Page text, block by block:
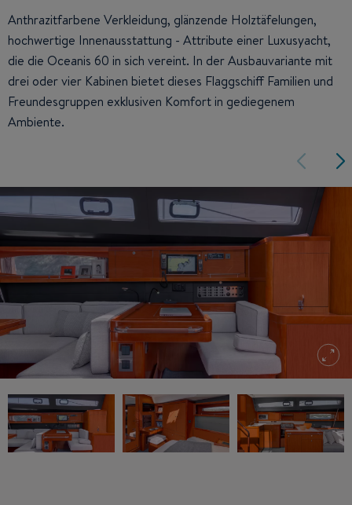
Anthrazitfarbene Verkleidung, glänzende Holztäfelungen,
hochwertige Innenausstattung - Attribute einer Luxusyacht,
die die Oceanis 60 in sich vereint. In der Ausbauvariante mit
drei oder vier Kabinen bietet dieses Flaggschiff Familien und
Freundesgruppen exklusiven Komfort in gediegenem
Ambiente.